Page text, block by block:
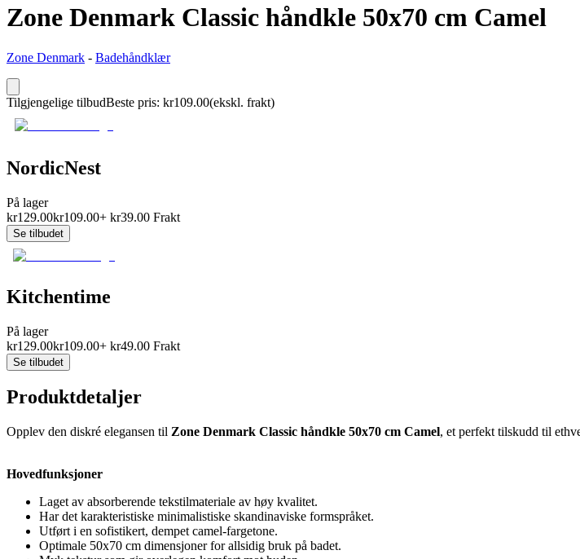
Zone Denmark Classic håndkle 50x70 cm Camel
Zone Denmark - Badehåndklær
Tilgjengelige tilbudBeste pris: kr109.00(ekskl. frakt)
NordicNest
På lager
kr129.00kr109.00+ kr39.00 Frakt
Se tilbudet
Kitchentime
På lager
kr129.00kr109.00+ kr49.00 Frakt
Se tilbudet
Produktdetaljer
Opplev den diskré elegansen til Zone Denmark Classic håndkle 50x70 cm Camel, et perfekt tilskudd til
Hovedfunksjoner
Laget av absorberende tekstilmateriale av høy kvalitet.
Har det karakteristiske minimalistiske skandinaviske formspråket.
Utført i en sofistikert, dempet camel-fargetone.
Optimale 50x70 cm dimensjoner for allsidig bruk på badet.